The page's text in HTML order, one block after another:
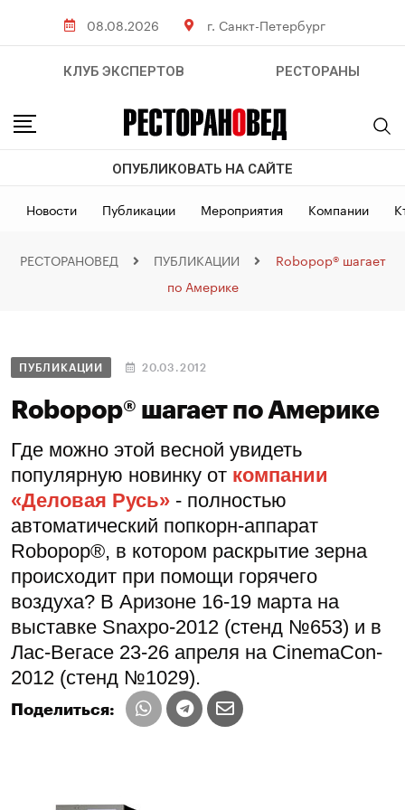
08.08.2026 г. Санкт-Петербург
КЛУБ ЭКСПЕРТОВ РЕСТОРАНЫ
ОПУБЛИКОВАТЬ НА САЙТЕ
Новости Публикации Мероприятия Компании
РЕСТОРАНОВЕД ПУБЛИКАЦИИ
Robopop® шагает
по Америке
ПУБЛИКАЦИИ 20.03.2012
Robopop® шагает по Америке
Где можно этой весной увидеть
популярную новинку от компании
«Деловая Русь» - полностью
автоматический попкорн-аппарат
Robopop®, в котором раскрытие зерна
происходит при помощи горячего
воздуха? В Аризоне 16-19 марта на
выставке Snaxpo-2012 (стенд №653) и в
Лас-Вегасе 23-26 апреля на CinemaCon-
2012 (стенд №1029).
Поделиться: